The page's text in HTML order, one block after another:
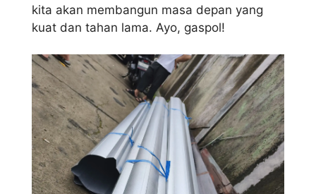
kita akan membangun masa depan yang
kuat dan tahan lama. Ayo, gaspol!